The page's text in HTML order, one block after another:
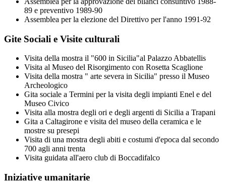
89 e preventivo 1989-90
Assemblea per la elezione del Direttivo per l'anno 1991-92
Gite Sociali e Visite culturali
Visita della mostra il "600 in Sicilia"al Palazzo Abbatellis
Visita al Museo del Risorgimento con Rosetta Scaglione
Visita della mostra " arte severa in Sicilia" presso il Museo
Archeologico
Gita sociale a Termini per la visita degli impianti Enel e del
Museo Civico
Visita alla mostra degli ori e degli argenti di Sicilia a Trapani
Gita a Caltagirone e visita del museo della ceramica e le
mostre su presepi
Visita di una mostra degli abiti e costumi d'epoca dal secondo
700 agli anni trenta
Visita guidata all'aero club di Boccadifalco
Iniziative umanitarie